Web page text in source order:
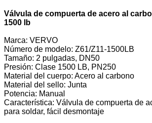
Válvula de compuerta de acero al
1500 lb
Marca: VERVO
Número de modelo: Z61/Z11-1500LB
Tamaño: 2 pulgadas, DN50
Presión: Clase 1500 LB, PN250
Material del cuerpo: Acero al carbono
Material del sello: Junta
Potencia: Manual
Característica: Válvula de compuerta de
para soldar, fácil desmontaje